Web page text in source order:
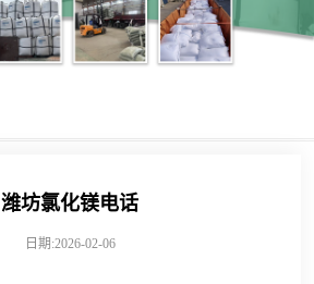
潍坊氯化镁电话
日期:2026-02-06